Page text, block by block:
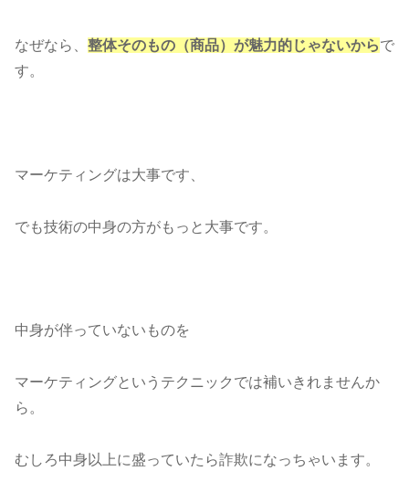
なぜなら、 整体そのもの（商品）が魅力的じゃないからで
す。
マーケティングは大事です、
でも技術の中身の方がもっと大事です。
中身が伴っていないものを
マーケティングというテクニックでは補いきれませんか
ら。
むしろ中身以上に盛っていたら詐欺になっちゃいます。